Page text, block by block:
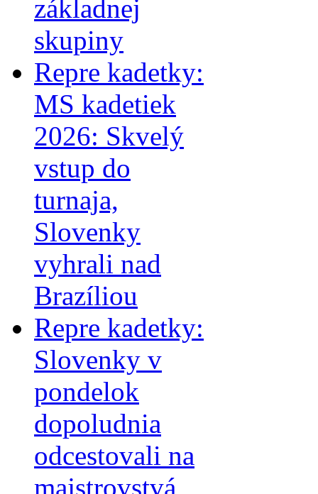
základnej
skupiny
Repre kadetky:
MS kadetiek
2026: Skvelý
vstup do
turnaja,
Slovenky
vyhrali nad
Brazíliou
Repre kadetky:
Slovenky v
pondelok
dopoludnia
odcestovali na
majstrovstvá